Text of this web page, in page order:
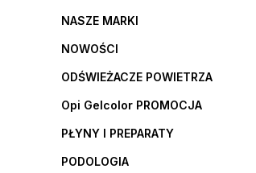
NASZE MARKI
NOWOŚCI
ODŚWIEŻACZE POWIETRZA
Opi Gelcolor PROMOCJA
PŁYNY I PREPARATY
PODOLOGIA